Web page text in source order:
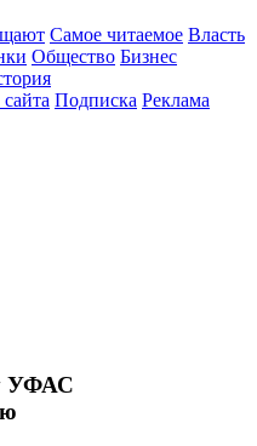
Самое читаемое Власть
Общество Бизнес
Подписка Реклама
УФАС